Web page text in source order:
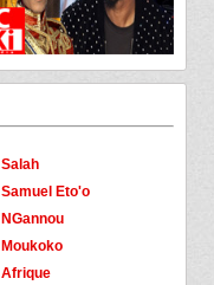
Salah
Samuel Eto'o
NGannou
Moukoko
Afrique